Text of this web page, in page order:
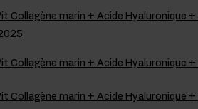
Collagène marin + Acide Hyaluronique
Collagène marin + Acide Hyaluronique
Collagène marin + Acide Hyaluronique